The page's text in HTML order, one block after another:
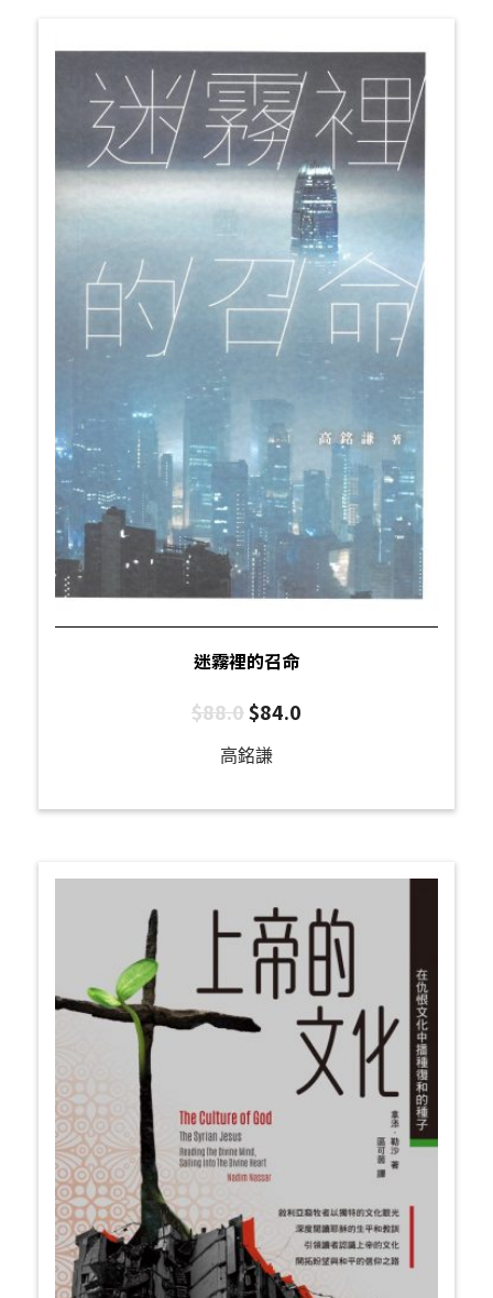
迷霧裡的召命
$88.0$84.0
高銘謙